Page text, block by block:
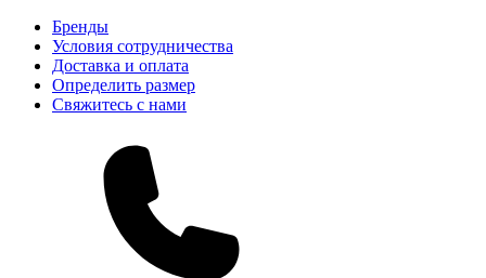
Бренды
Условия сотрудничества
Доставка и оплата
Определить размер
Свяжитесь с нами